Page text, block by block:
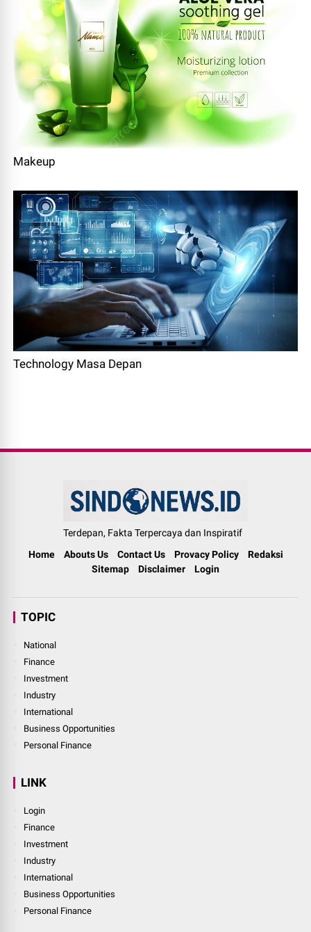
Makeup
Technology Masa Depan
Terdepan, Fakta Terpercaya dan Inspiratif
Home
Abouts Us Contact Us Provacy Policy
Redaksi
Sitemap
Disclaimer Login
TOPIC
National
Finance
Investment
Industry
International
Business Opportunities
Personal Finance
LINK
Login
Finance
Investment
Industry
International
Business Opportunities
Personal Finance